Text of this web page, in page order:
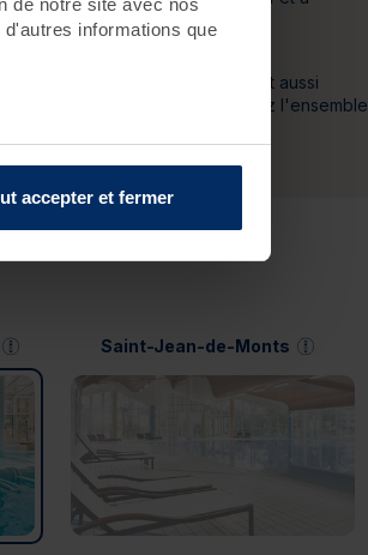
de notre site avec nos
informations que
accepter et fermer
Pornichet - Baie de la Baule.
Le séjour Cure Santé Durable est aussi
jours. Découvrez l'ensemble
Saint-Jean-de-Monts